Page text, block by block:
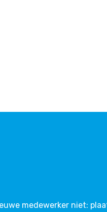
medewerker niet: